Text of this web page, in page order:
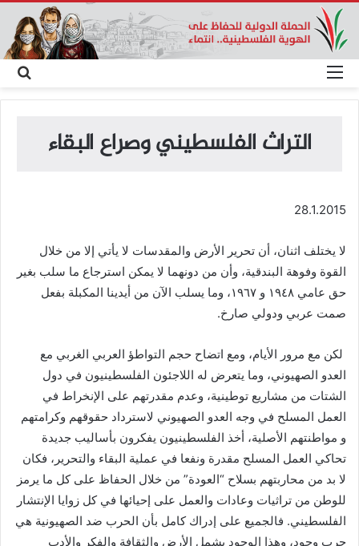
عن
القائمة
التراث الفلسطيني وصراع البقاء
28.1.2015
لا يختلف اثنان، أن تحرير الأرض والمقدسات لا يأتي إلا من خلال
القوة وفوهة البندقية، وأن من دونهما لا يمكن استرجاع ما سلب بغير
حق عامي ١٩٤٨ و ١٩٦٧، وما يسلب الآن من أيدينا المكبلة بفعل
صمت عربي ودولي صارخ.
لكن مع مرور الأيام، ومع اتضاح حجم التواطؤ العربي الغربي مع
العدو الصهيوني، وما يتعرض له اللاجئون الفلسطينيون في دول
الشتات من مشاريع توطينية، وعدم مقدرتهم على الإنخراط في
العمل المسلح في وجه العدو الصهيوني لاسترداد حقوقهم وكرامتهم
و مواطنتهم الأصلية، أخذ الفلسطينيون يفكرون بأساليب جديدة
تحاكي العمل المسلح مقدرة ونفعا في عملية البقاء والتحرير، فكان
لا بد من محاربتهم بسلاح “العودة” من خلال الحفاظ على كل ما يرمز
للوطن من تراثيات وعادات والعمل على إحيائها في كل زوايا الإنتشار
الفلسطيني. فالجميع على إدراك كامل بأن الحرب ضد الصهيونية هي
حرب وجود، وهذا الوجود يشمل الأرض والثقافة والفكر والأدب